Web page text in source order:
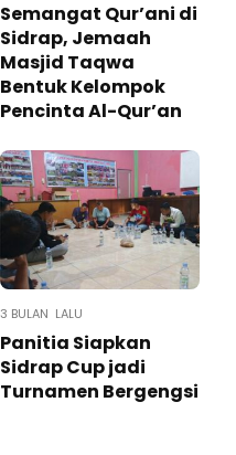
Semangat Qur’ani di
Sidrap, Jemaah
Masjid Taqwa
Bentuk Kelompok
Pencinta Al-Qur’an
3 BULAN LALU
Panitia Siapkan
Sidrap Cup jadi
Turnamen Bergengsi